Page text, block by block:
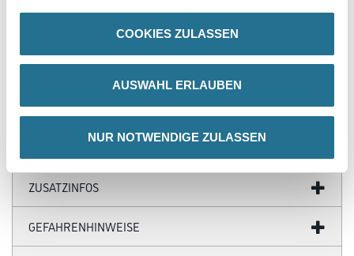
COOKIES ZULASSEN
AUSWAHL ERLAUBEN
NUR NOTWENDIGE ZULASSEN
- Extreme Lebensdauer aufgrund der Netzschleifstruktur (bis zu
10 Mal länger als Standardprodukte)
- Beschleunigt die Oberflächenbearbeitung
- Geeignet für alle Schleifmaschinen – unabhängig von der
ZUSATZINFOS
GEFAHRENHINWEISE